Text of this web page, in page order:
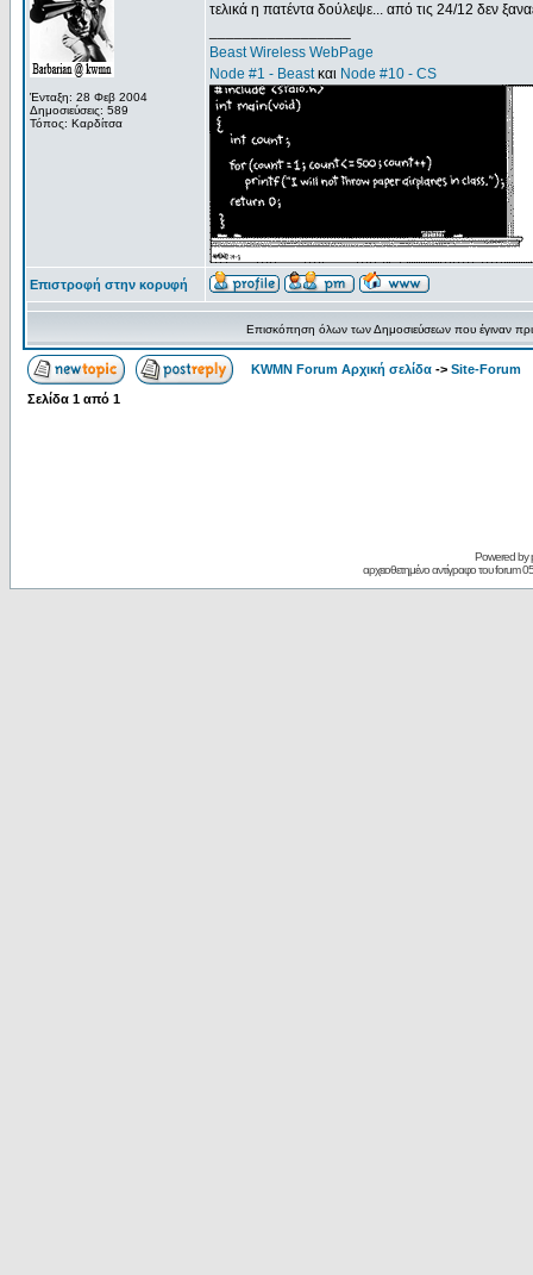
Ένταξη: 28 Φεβ 2004
Δημοσιεύσεις: 589
Τόπος: Καρδίτσα
τελικά η πατέντα δούλεψε... από τις 24/12 δεν
Beast Wireless WebPage
Node #1 - Beastκαι Node #10 - CS
Επιστροφή στην κορυφή
Επισκόπηση όλων των Δημοσιεύσεων που έγιναν
KWMN Forum Αρχική σελίδα -> Site-Forum
Σελίδα 1 από 1
Powered by
αρχειοθετημένο αντίγραφο του